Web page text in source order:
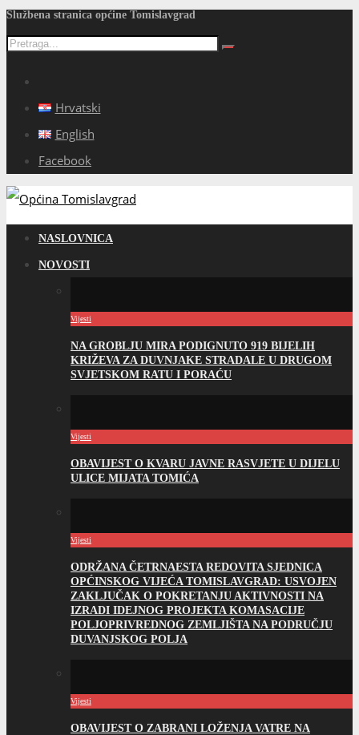
Službena stranica općine Tomislavgrad
Hrvatski
English
Facebook
NASLOVNICA
NOVOSTI
Vijesti
NA GROBLJU MIRA PODIGNUTO 919 BIJELIH
KRIŽEVA ZA DUVNJAKE STRADALE U DRUGOM
SVJETSKOM RATU I PORAĆU
Vijesti
OBAVIJEST O KVARU JAVNE RASVJETE U DIJELU
ULICE MIJATA TOMIĆA
Vijesti
ODRŽANA ČETRNAESTA REDOVITA SJEDNICA
OPĆINSKOG VIJEĆA TOMISLAVGRAD: USVOJEN
ZAKLJUČAK O POKRETANJU AKTIVNOSTI NA
IZRADI IDEJNOG PROJEKTA KOMASACIJE
POLJOPRIVREDNOG ZEMLJIŠTA NA PODRUČJU
DUVANJSKOG POLJA
Vijesti
OBAVIJEST O ZABRANI LOŽENJA VATRE NA